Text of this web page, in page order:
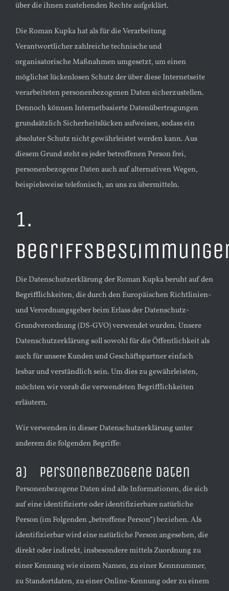
über die ihnen zustehenden Rechte aufgeklärt.
Die Roman Kupka hat als für die Verarbeitung
Verantwortlicher zahlreiche technische und
organisatorische Maßnahmen umgesetzt, um einen
möglichst lückenlosen Schutz der über diese Internetseite
verarbeiteten personenbezogenen Daten sicherzustellen.
Dennoch können Internetbasierte Datenübertragungen
grundsätzlich Sicherheitslücken aufweisen, sodass ein
absoluter Schutz nicht gewährleistet werden kann. Aus
diesem Grund steht es jeder betroffenen Person frei,
personenbezogene Daten auch auf alternativen Wegen,
beispielsweise telefonisch, an uns zu übermitteln.
1.
Die Datenschutzerklärung der Roman Kupka beruht auf den
Begrifflichkeiten, die durch den Europäischen Richtlinien-
und Verordnungsgeber beim Erlass der Datenschutz-
Grundverordnung (DS-GVO) verwendet wurden. Unsere
Datenschutzerklärung soll sowohl für die Öffentlichkeit als
auch für unsere Kunden und Geschäftspartner einfach
lesbar und verständlich sein. Um dies zu gewährleisten,
möchten wir vorab die verwendeten Begrifflichkeiten
erläutern.
Wir verwenden in dieser Datenschutzerklärung unter
anderem die folgenden Begriffe:
a) personenbezogene Daten
Personenbezogene Daten sind alle Informationen, die sich
auf eine identifizierte oder identifizierbare natürliche
Person (im Folgenden „betroffene Person“) beziehen. Als
identifizierbar wird eine natürliche Person angesehen, die
direkt oder indirekt, insbesondere mittels Zuordnung zu
einer Kennung wie einem Namen, zu einer Kennnummer,
zu Standortdaten, zu einer Online-Kennung oder zu einem